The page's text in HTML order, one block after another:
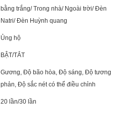
bằng trắng/ Trong nhà/ Ngoài trời/ Đèn
Natri/ Đèn Huỳnh quang
Ủng hộ
BẬT/TẮT
Gương, Độ bão hòa, Độ sáng, Độ tương
phản, Độ sắc nét có thể điều chỉnh
20 lần/30 lần